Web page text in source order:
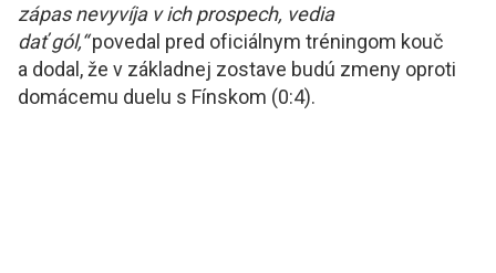
zápas nevyvíja v ich prospech, vedia
dať gól,“povedal pred oficiálnym tréningom kouč
a dodal, že v základnej zostave budú zmeny oproti
domácemu duelu s Fínskom (0:4).